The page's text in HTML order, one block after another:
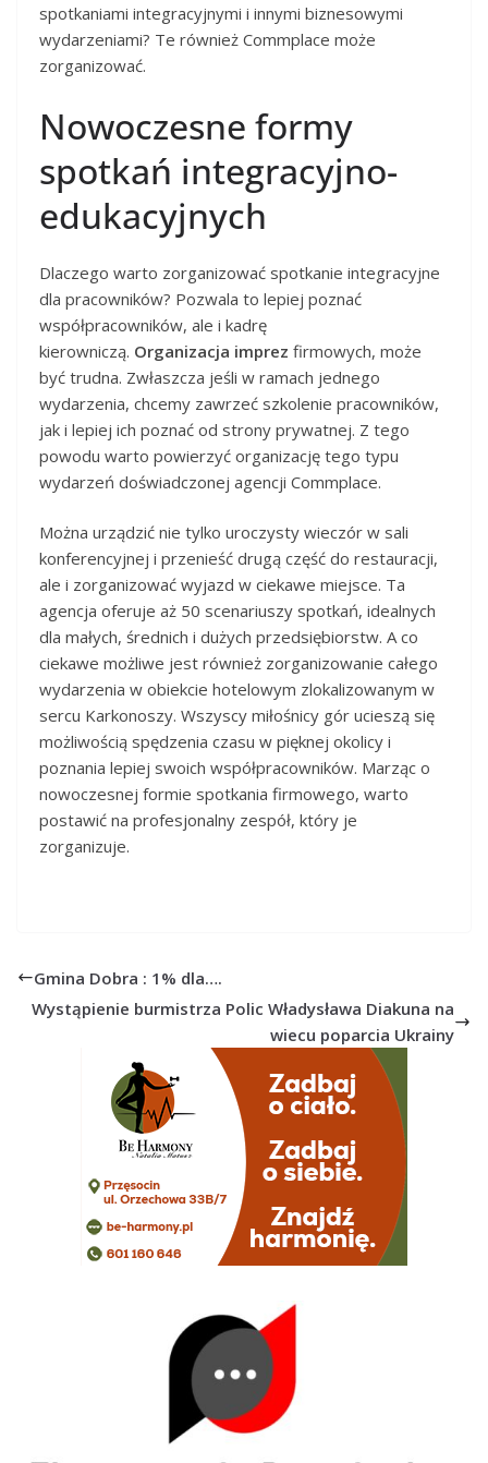
spotkaniami integracyjnymi i innymi biznesowymi
wydarzeniami? Te również Commplace może
zorganizować.
Nowoczesne formy
spotkań integracyjno-
edukacyjnych
Dlaczego warto zorganizować spotkanie integracyjne
dla pracowników? Pozwala to lepiej poznać
współpracowników, ale i kadrę
kierowniczą. Organizacja imprez firmowych, może
być trudna. Zwłaszcza jeśli w ramach jednego
wydarzenia, chcemy zawrzeć szkolenie pracowników,
jak i lepiej ich poznać od strony prywatnej. Z tego
powodu warto powierzyć organizację tego typu
wydarzeń doświadczonej agencji Commplace.
Można urządzić nie tylko uroczysty wieczór w sali
konferencyjnej i przenieść drugą część do restauracji,
ale i zorganizować wyjazd w ciekawe miejsce. Ta
agencja oferuje aż 50 scenariuszy spotkań, idealnych
dla małych, średnich i dużych przedsiębiorstw. A co
ciekawe możliwe jest również zorganizowanie całego
wydarzenia w obiekcie hotelowym zlokalizowanym w
sercu Karkonoszy. Wszyscy miłośnicy gór ucieszą się
możliwością spędzenia czasu w pięknej okolicy i
poznania lepiej swoich współpracowników. Marząc o
nowoczesnej formie spotkania firmowego, warto
postawić na profesjonalny zespół, który je
zorganizuje.
Gmina Dobra : 1% dla….
Wystąpienie burmistrza Polic Władysława Diakuna na
wiecu poparcia Ukrainy